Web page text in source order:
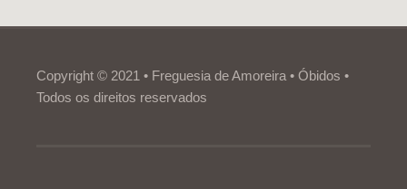
Copyright © 2021 • Freguesia de Amoreira • Óbidos •
Todos os direitos reservados